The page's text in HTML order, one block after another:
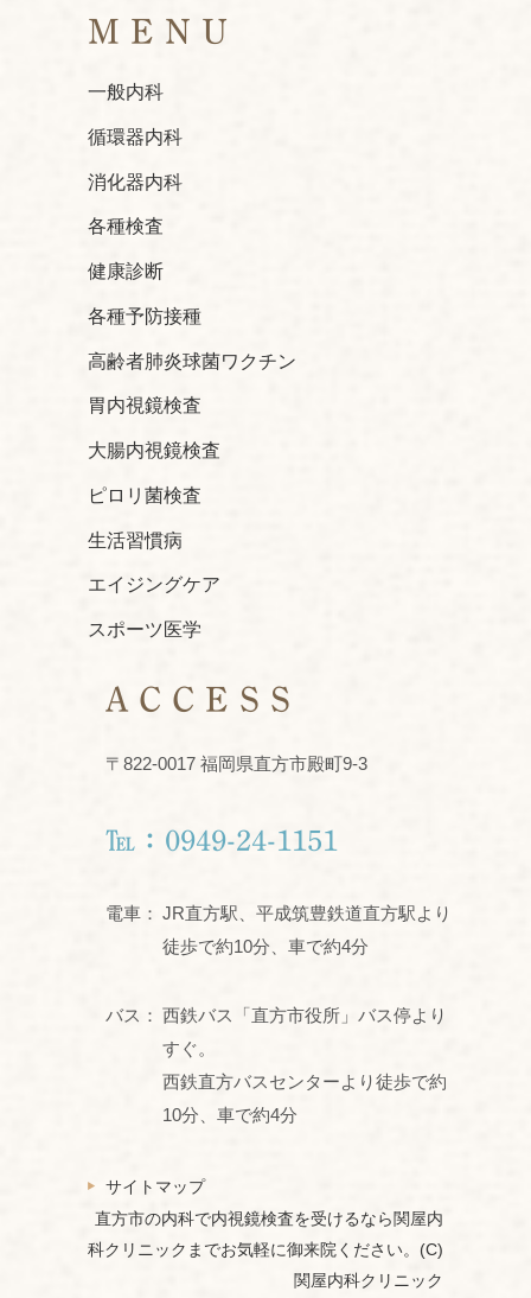
MENU
一般内科
循環器内科
消化器内科
各種検査
健康診断
各種予防接種
高齢者肺炎球菌ワクチン
胃内視鏡検査
大腸内視鏡検査
ピロリ菌検査
生活習慣病
エイジングケア
スポーツ医学
ACCESS
〒822-0017 福岡県直方市殿町9-3
℡：0949-24-1151
電車： JR直方駅、平成筑豊鉄道直方駅より
徒歩で約10分、車で約4分
バス： 西鉄バス「直方市役所」バス停より
すぐ。
西鉄直方バスセンターより徒歩で約
10分、車で約4分
サイトマップ
直方市の内科で内視鏡検査を受けるなら関屋内
科クリニックまでお気軽に御来院ください。(C)
関屋内科クリニック